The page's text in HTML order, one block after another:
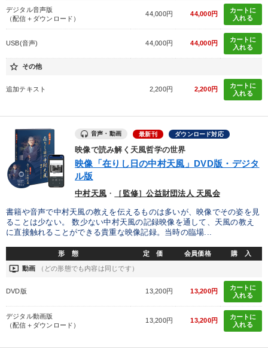
デジタル音声版
（配信＋ダウンロード）
44,000円 44,000円
カートに
入れる
USB(音声) 44,000円 44,000円
カートに
入れる
star_border その他
追加テキスト 2,200円 2,200円
カートに
入れる
音声・動画 最新刊 ダウンロード対応
映像で読み解く天風哲学の世界
映像「在りし日の中村天風」DVD版・デジタ
ル版
中村天風 ・ ［監修］公益財団法人 天風会
書籍や音声で中村天風の教えを伝えるものは多いが、映像でその姿を見
ることは少ない。 数少ない中村天風の記録映像を通して、天風の教え
に直接触れることができる貴重な映像記録。当時の臨場...
形 態 定 価 会員価格 購 入
ondemand_video 動画 （どの形態でも内容は同じです）
DVD版 13,200円 13,200円
カートに
入れる
デジタル動画版
（配信＋ダウンロード）
13,200円 13,200円
カートに
入れる